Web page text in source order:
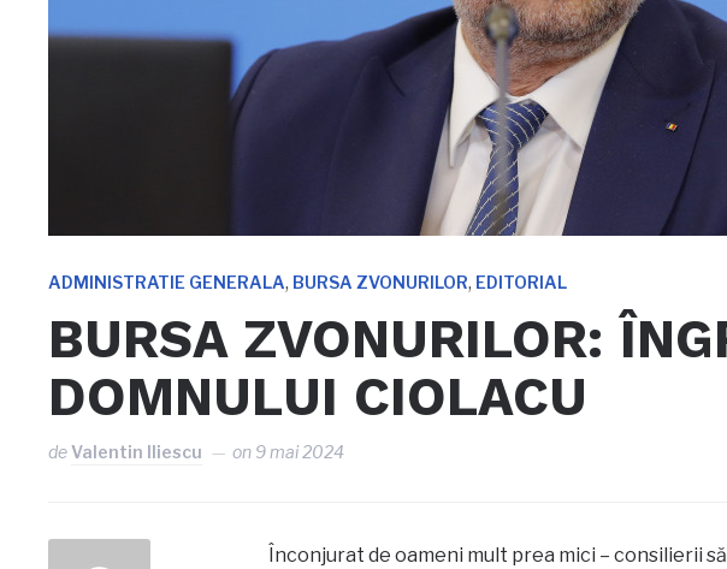
ADMINISTRATIE GENERALA, BURSA ZVONURILOR, EDITORIAL
BURSA ZVONURILOR:
DOMNULUI CIOLACU
deValentin Iliescu on 9 mai 2024
Înconjurat de oameni mult prea mici – consilierii